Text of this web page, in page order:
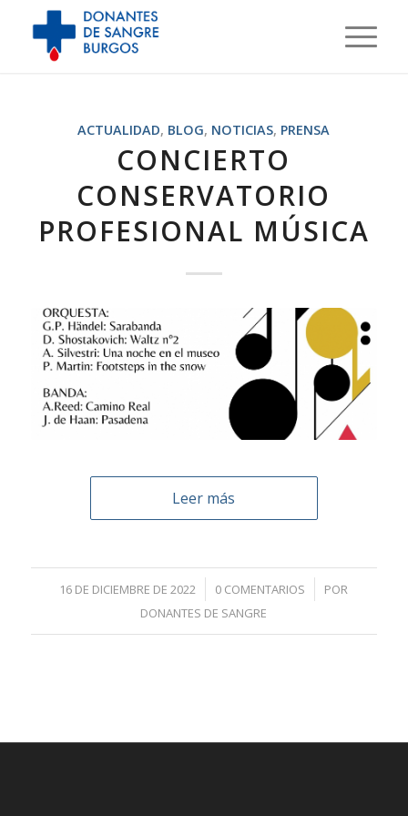
ACTUALIDAD, BLOG, NOTICIAS, PRENSA
CONCIERTO
CONSERVATORIO
PROFESIONAL MÚSICA
Leer más
16 DE DICIEMBRE DE 2022
/ 0 COMENTARIOS
/
POR
DONANTES DE SANGRE